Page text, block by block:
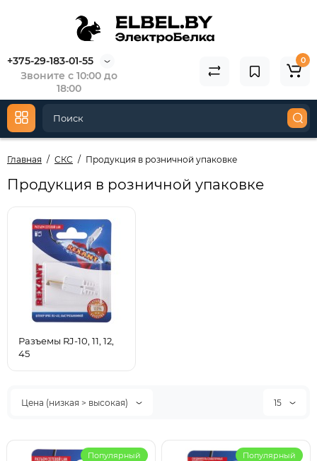
+375-29-183-01-55
Звоните с 10:00 до
18:00
0
Главная СКС Продукция в розничной упаковке
Продукция в розничной упаковке
Разъемы RJ-10, 11, 12,
45
Цена (низкая > высокая) 15
Популярный Популярный